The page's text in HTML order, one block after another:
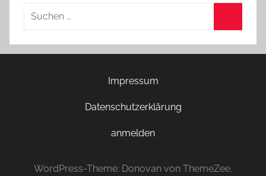
Suchen
Impressum
Datenschutzerklärung
anmelden
WordPress-Theme: Donovan von ThemeZee.